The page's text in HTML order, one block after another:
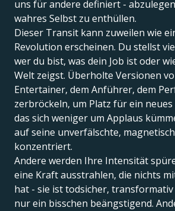
uns für andere definiert -
wahres Selbst zu enthüllen.
Dieser Transit kann zuweilen wie
Revolution erscheinen. Du stellst
wer du bist, was dein Job ist oder
Welt zeigst. Überholte Versionen
Entertainer, dem Anführer, dem
zerbröckeln, um Platz für ein neues
das sich weniger um Applaus
auf seine unverfälschte,
konzentriert.
Andere werden Ihre Intensität
eine Kraft ausstrahlen, die nichts
hat - sie ist todsicher, transformativ
nur ein bisschen beängstigend.